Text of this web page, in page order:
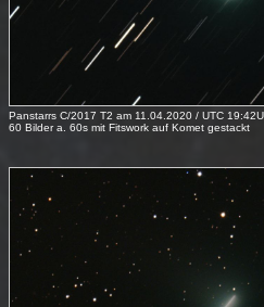
Panstarrs C/2017 T2 am 11.04.2020 / UTC
60 Bilder a. 60s mit Fitswork auf Komet gestackt